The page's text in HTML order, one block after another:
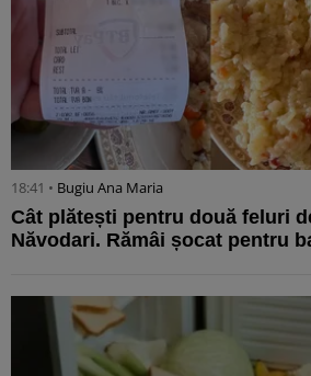
18:41 • Bugiu ⁠Ana Maria
Cât plătești pentru două feluri
Năvodari. Rămâi șocat pentru